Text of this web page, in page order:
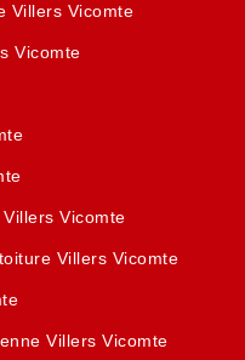
Villers Vicomte
Vicomte
Vicomte
Villers Vicomte
Villers Vicomte